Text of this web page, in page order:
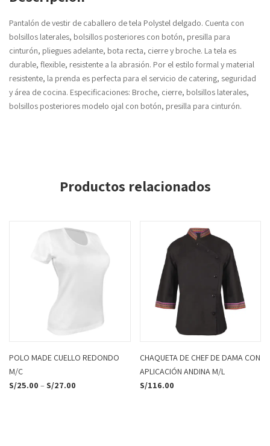
Pantalón de vestir de caballero de tela Polystel delgado. Cuenta con
bolsillos laterales, bolsillos posteriores con botón, presilla para
cinturón, pliegues adelante, bota recta, cierre y broche. La tela es
durable, flexible, resistente a la abrasión. Por el estilo formal y material
resistente, la prenda es perfecta para el servicio de catering, seguridad
y área de cocina. Especificaciones: Broche, cierre, bolsillos laterales,
bolsillos posteriores modelo ojal con botón, presilla para cinturón.
Productos relacionados
POLO MADE CUELLO REDONDO
M/C
S/25.00 – S/27.00
CHAQUETA DE CHEF DE DAMA CON
APLICACIÓN ANDINA M/L
S/116.00